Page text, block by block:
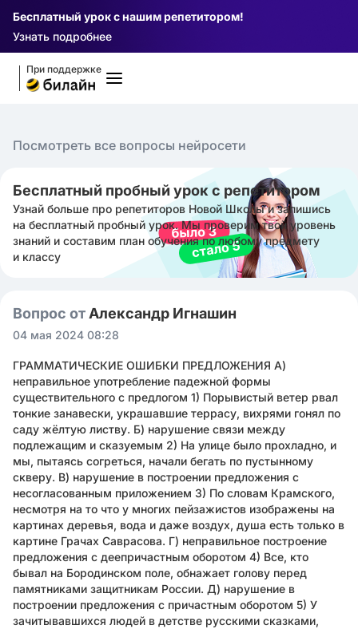
Бесплатный урок с нашим репетитором!
Узнать подробнее
При поддержке
Посмотреть все вопросы нейросети
Бесплатный пробный урок с репетитором
Узнай больше про репетиторов Новой Школы и запишись
на бесплатный пробный урок. Мы проверим твой уровень
знаний и составим план обучения по любому предмету
и классу
Вопрос от Александр Игнашин
04 мая 2024 08:28
ГРАММАТИЧЕСКИЕ ОШИБКИ ПРЕДЛОЖЕНИЯ А)
неправильное употребление падежной формы
существительного с предлогом 1) Порывистый ветер рвал
тонкие занавески, украшавшие террасу, вихрями гонял по
саду жёлтую листву. Б) нарушение связи между
подлежащим и сказуемым 2) На улице было прохладно, и
мы, пытаясь согреться, начали бегать по пустынному
скверу. В) нарушение в построении предложения с
несогласованным приложением 3) По словам Крамского,
несмотря на то что у многих пейзажистов изображены на
картинах деревья, вода и даже воздух, душа есть только в
картине Грачах Саврасова. Г) неправильное построение
предложения с деепричастным оборотом 4) Все, кто
бывал на Бородинском поле, обнажает голову перед
памятниками защитникам России. Д) нарушение в
построении предложения с причастным оборотом 5) У
зачитывавшихся людей в детстве русскими сказками,